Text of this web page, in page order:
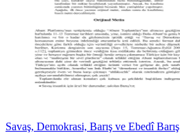
Savaş, Demokrasi, Barış ve Ebedî Barış